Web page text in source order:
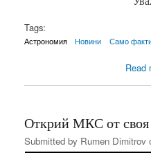
Tags:
Астрономия Новини Само
Read
Открий МКС от
Submitted by Rumen Dimitrov